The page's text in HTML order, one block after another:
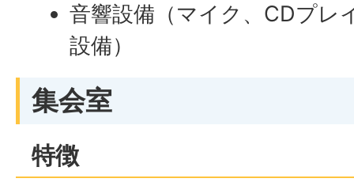
音響設備（マイク、CDプレ
設備）
集会室
特徴